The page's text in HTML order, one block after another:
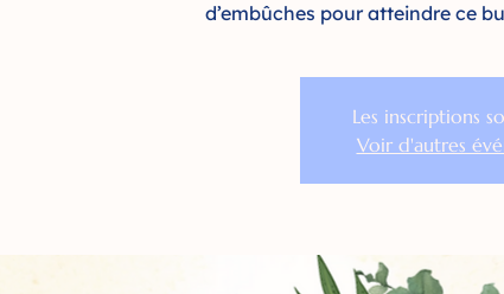
d’embûches pour atteindre ce
Les inscriptions
Voir d'autres